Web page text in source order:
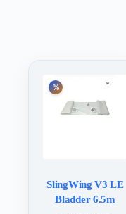
SlingWing V3 LE
Bladder 6.5m